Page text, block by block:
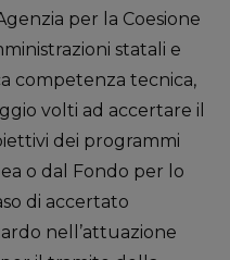
per la Coesione
statali e
competenza tecnica,
volti ad accertare il
dei programmi
o dal Fondo per lo
di accertato
nell’attuazione